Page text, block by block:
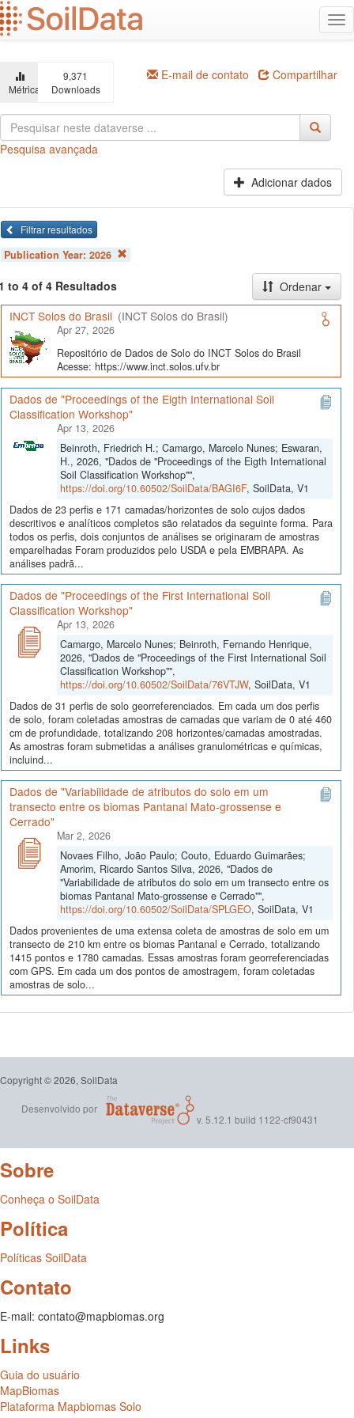
Ir
para
o
principal
Métricas
9,371
Downloads
E-mail de contato Compartilhar
Pesquisa avançada
Adicionar dados
Filtrar resultados
Publication Year: 2026
to 4 of 4 Resultados
Ordenar
INCT Solos do Brasil (INCT Solos do Brasil)
Apr 27, 2026
Repositório de Dados de Solo do INCT Solos do Brasil
Acesse: https://www.inct.solos.ufv.br
Dados de "Proceedings of the Eigth International Soil
Classification Workshop"
Apr 13, 2026
Beinroth, Friedrich H.; Camargo, Marcelo Nunes; Eswaran,
H., 2026, "Dados de "Proceedings of the Eigth International
Soil Classification Workshop"",
https://doi.org/10.60502/SoilData/BAGI6F, SoilData, V1
Dados de 23 perfis e 171 camadas/horizontes de solo cujos dados
descritivos e analíticos completos são relatados da seguinte forma. Para
todos os perfis, dois conjuntos de análises se originaram de amostras
emparelhadas Foram produzidos pelo USDA e pela EMBRAPA. As
análises padrã...
Dados de "Proceedings of the First International Soil
Classification Workshop"
Apr 13, 2026
Camargo, Marcelo Nunes; Beinroth, Fernando Henrique,
2026, "Dados de "Proceedings of the First International Soil
Classification Workshop"",
https://doi.org/10.60502/SoilData/76VTJW, SoilData, V1
Dados de 31 perfis de solo georreferenciados. Em cada um dos perfis
de solo, foram coletadas amostras de camadas que variam de 0 até 460
cm de profundidade, totalizando 208 horizontes/camadas amostradas.
As amostras foram submetidas a análises granulométricas e químicas,
incluind...
Dados de "Variabilidade de atributos do solo em um
transecto entre os biomas Pantanal Mato-grossense e
Cerrado"
Mar 2, 2026
Novaes Filho, João Paulo; Couto, Eduardo Guimarães;
Amorim, Ricardo Santos Silva, 2026, "Dados de
"Variabilidade de atributos do solo em um transecto entre os
biomas Pantanal Mato-grossense e Cerrado"",
https://doi.org/10.60502/SoilData/SPLGEO, SoilData, V1
Dados provenientes de uma extensa coleta de amostras de solo em um
transecto de 210 km entre os biomas Pantanal e Cerrado, totalizando
1415 pontos e 1780 camadas. Essas amostras foram georreferenciadas
com GPS. Em cada um dos pontos de amostragem, foram coletadas
amostras de solo...
Copyright © 2026, SoilData
Desenvolvido por
v. 5.12.1 build 1122-cf90431
Sobre
Conheça o SoilData
Política
Políticas SoilData
Contato
E-mail: contato@mapbiomas.org
Links
Guia do usuário
MapBiomas
Plataforma Mapbiomas Solo